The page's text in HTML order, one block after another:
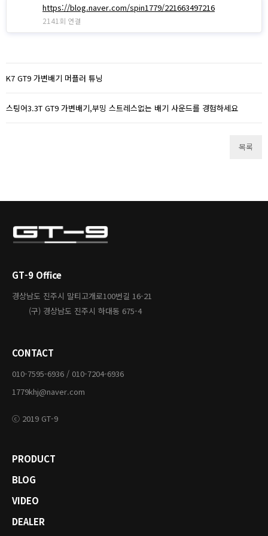
https://blog.naver.com/spin1779/221663497216
2141회 연결
K7 GT9 가변배기 머플러 튜닝
스팅어3.3T GT9 가변배기,부밍 스트레스없는 배기 사운드를 경험하세요
목록
GT-9 Office
경상남도 진주시 말티고개로100번길 16-21
(구) 경상남도 진주시 하대동 675-4
CONTACT
010-7595-6936 / 010-7204-6936
1779khj@naver.com
ⓒ 2019 GT-9
PRODUCT
BLOG
VIDEO
DEALER